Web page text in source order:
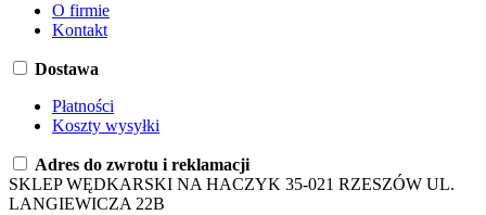
O firmie
Kontakt
Dostawa
Płatności
Koszty wysyłki
Adres do zwrotu i reklamacji
SKLEP WĘDKARSKI NA HACZYK 35-021 RZESZÓW UL.
LANGIEWICZA 22B